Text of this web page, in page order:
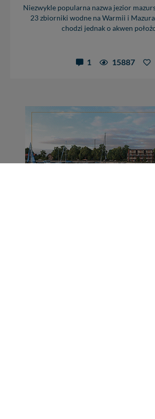
Niezwykle popularna nazwa jezior
23 zbiorniki wodne na Warmii i
chodzi jednak o akwen
1 15887